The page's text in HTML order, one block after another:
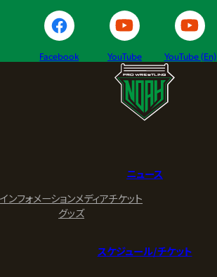
Facebook YouTube YouTube (En)
ニュース
インフォメーションメディアチケット
グッズ
スケジュール/チケット